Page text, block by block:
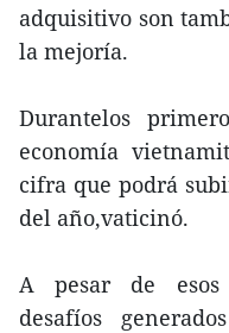
adquisitivo son
la mejoría.
Durantelos
economía
cifra que podrá
del año,vaticinó.
A pesar de esos
desafíos